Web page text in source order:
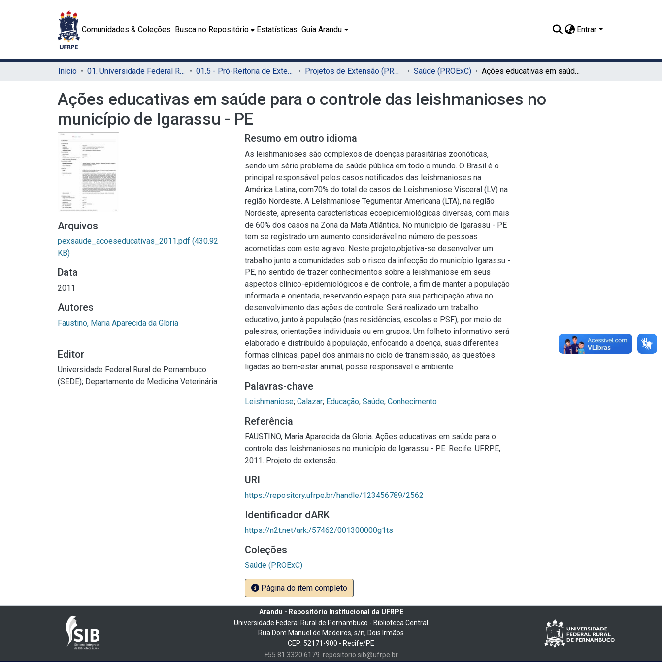
Comunidades & Coleções Busca no Repositório Estatísticas Guia Arandu Entrar
Início 01. Universidade Federal Rural de Pernambuco - UFRPE (Sede) 01.5 - Pró-Reitoria de Extensão, Cultura e Cidadania (PROExC) Projetos de Extensão (PROExC) Saúde (PROExC) Ações educativas em saúde para o controle das leishmanioses no município de Igarassu - PE
Ações educativas em saúde para o controle das leishmanioses no
município de Igarassu - PE
Arquivos
pexsaude_acoeseducativas_2011.pdf (430.92
KB)
Data
2011
Autores
Faustino, Maria Aparecida da Gloria
Editor
Universidade Federal Rural de Pernambuco
(SEDE); Departamento de Medicina Veterinária
Resumo em outro idioma
As leishmanioses são complexos de doenças parasitárias zoonóticas,
sendo um sério problema de saúde pública em todo o mundo. O Brasil é o
principal responsável pelos casos notificados das leishmanioses na
América Latina, com70% do total de casos de Leishmaniose Visceral (LV) na
região Nordeste. A Leishmaniose Tegumentar Americana (LTA), na região
Nordeste, apresenta características ecoepidemiológicas diversas, com mais
de 60% dos casos na Zona da Mata Atlântica. No município de Igarassu - PE
tem se registrado um aumento considerável no número de pessoas
acometidas com este agravo. Neste projeto,objetiva-se desenvolver um
trabalho junto a comunidades sob o risco da infecção do município Igarassu -
PE, no sentido de trazer conhecimentos sobre a leishmaniose em seus
aspectos clínico-epidemiológicos e de controle, a fim de manter a população
informada e orientada, reservando espaço para sua participação ativa no
desenvolvimento das ações de controle. Será realizado um trabalho
educativo, junto à população (nas residências, escolas e PSF), por meio de
palestras, orientações individuais ou em grupos. Um folheto informativo será
elaborado e distribuído à população, enfocando a doença, suas diferentes
formas clínicas, papel dos animais no ciclo de transmissão, as questões
ligadas ao bem-estar animal, posse responsável e ambiente.
Palavras-chave
Leishmaniose; Calazar; Educação; Saúde; Conhecimento
Referência
FAUSTINO, Maria Aparecida da Gloria. Ações educativas em saúde para o
controle das leishmanioses no município de Igarassu - PE. Recife: UFRPE,
2011. Projeto de extensão.
URI
https://repository.ufrpe.br/handle/123456789/2562
Identificador dARK
https://n2t.net/ark:/57462/001300000g1ts
Coleções
Saúde (PROExC)
Página do item completo
Arandu - Repositório Institucional da UFRPE
Universidade Federal Rural de Pernambuco - Biblioteca Central
Rua Dom Manuel de Medeiros, s/n, Dois Irmãos
CEP: 52171-900 - Recife/PE
+55 81 3320 6179 repositorio.sib@ufrpe.br